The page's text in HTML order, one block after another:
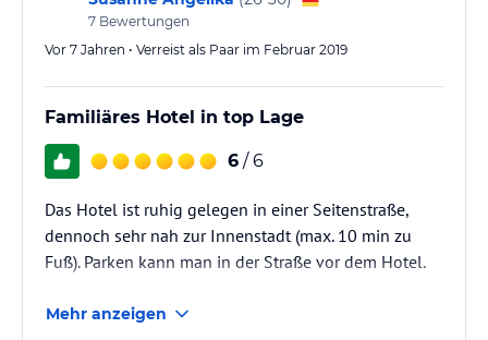
7 Bewertungen
Vor 7 Jahren • Verreist als Paar im Februar 2019
Familiäres Hotel in top Lage
6 / 6
Das Hotel ist ruhig gelegen in einer Seitenstraße,
dennoch sehr nah zur Innenstadt (max. 10 min zu
Fuß). Parken kann man in der Straße vor dem Hotel.
Mehr anzeigen